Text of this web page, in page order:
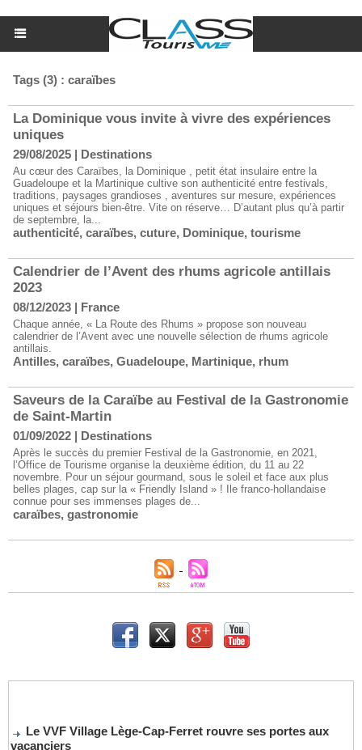
Tags (3) : caraïbes
La Dominique vous invite à vivre des expériences
uniques
29/08/2025 | Destinations
Au cœur des Caraïbes, la Dominique , petit état insulaire entre la
Guadeloupe et la Martinique cultive son authenticité entre festivals,
traditions, paysages grandioses , aventures sur mesure, expériences
uniques et séjours bien-être. Vite on réserve… D’autant plus qu’à partir
de septembre, la...
authenticité, caraïbes, cuture, Dominique, tourisme
Calendrier de l’Avent des rhums agricole antillais
2023
08/12/2023 | France
Chaque année, « La Route des Rhums » propose son nouveau
calendrier de l’Avent avec une nouvelle sélection de rhums agricole
antillais.
Antilles, caraïbes, Guadeloupe, Martinique, rhum
Saveurs de la Caraïbe au Festival de la Gastronomie
de Saint-Martin
01/09/2022 | Destinations
Après le succès du premier Festival de la Gastronomie, en 2021,
l’Office de Tourisme organise la deuxième édition, du 11 au 22
novembre. Pour un séjour gourmand, sous le soleil et face aux plus
belles plages, cap sur la « Friendly Island » ! Ile franco-hollandaise
connue pour ses immenses plages de...
caraïbes, gastronomie
Le VVF Village Lège-Cap-Ferret rouvre ses portes aux
vacanciers